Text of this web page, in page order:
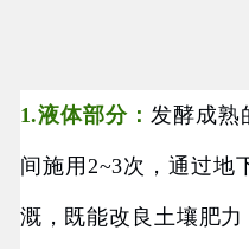
1.液体部分：发酵成熟
间施用2~3次，通过地
溉，既能改良土壤肥